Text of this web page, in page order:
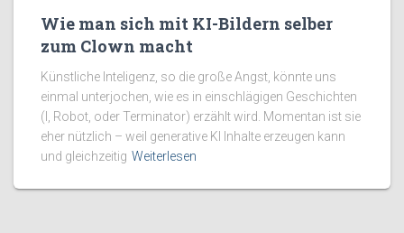
Wie man sich mit KI-Bildern selber
zum Clown macht
Künstliche Inteligenz, so die große Angst, könnte uns
einmal unterjochen, wie es in einschlägigen Geschichten
(I, Robot, oder Terminator) erzählt wird. Momentan ist sie
eher nützlich – weil generative KI Inhalte erzeugen kann
und gleichzeitig Weiterlesen